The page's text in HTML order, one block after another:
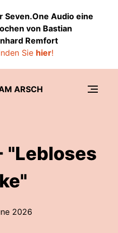
Seven.One Audio eine
von Bastian
Remfort
Sie hier!
ARSCH
"Lebloses
2026